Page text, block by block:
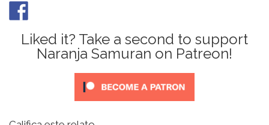
Liked it? Take a second to support
Naranja Samuran on Patreon!